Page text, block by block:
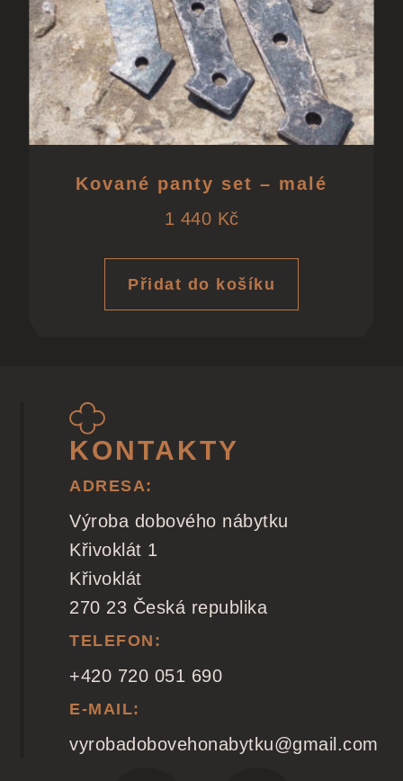
Kované panty set – malé
1 440 Kč
Přidat do košíku
KONTAKTY
ADRESA:
Výroba dobového nábytku
Křivoklát 1
Křivoklát
270 23 Česká republika
TELEFON:
+420 720 051 690
E-MAIL:
vyrobadobovehonabytku@gmail.com